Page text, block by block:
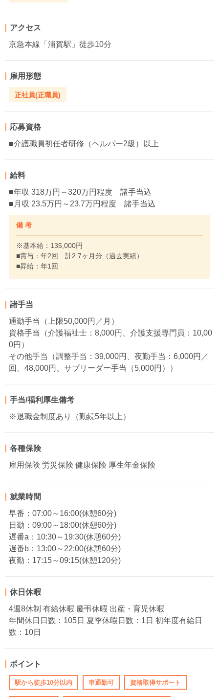
アクセス
京急本線「浦賀駅」徒歩10分
雇用形態
正社員(正職員)
応募資格
■介護職員初任者研修（ヘルパー2級）以上
給料
■年収 318万円～320万円程度 諸手当込
■月収 23.5万円～23.7万円程度 諸手当込
備 考
※基本給：135,000円
■賞与：年2回 計2.7ヶ月分（過去実績）
■昇給：年1回
諸手当
通勤手当（上限50,000円／月）
資格手当（介護福祉士：8,000円、介護支援専門員：10,00
0円）
その他手当（調整手当：39,000円、夜勤手当：6,000円／
回、48,000円、サブリーダー手当（5,000円））
手当/福利厚生備考
※退職金制度あり（勤続5年以上）
各種保険
雇用保険 労災保険 健康保険 厚生年金保険
就業時間
早番：07:00～16:00(休憩60分)
日勤：09:00～18:00(休憩60分)
遅番a：10:30～19:30(休憩60分)
遅番b：13:00～22:00(休憩60分)
夜勤：17:15～09:15(休憩120分)
休日休暇
4週8休制 有給休暇 慶弔休暇 出産・育児休暇
年間休日日数：105日 夏季休暇日数：1日 初年度有給日
数：10日
ポイント
駅から徒歩10分以内 車通勤可 資格取得サポート